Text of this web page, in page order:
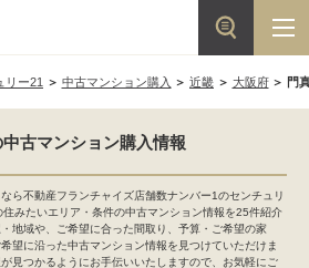
リー21 中古マンション購入 近畿 大阪府 門
中古マンション購入情報
ら不動産フランチャイズ店舗数ナンバー1のセンチュリ
みたいエリア・条件の中古マンション情報を25件紹介
地域や、ご希望に合った間取り、予算・ご希望の家
望に沿った中古マンション情報を見つけていただけま
見つかるようにお手伝いいたしますので、お気軽にご